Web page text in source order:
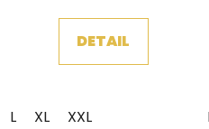
DETAIL
L XL XXL